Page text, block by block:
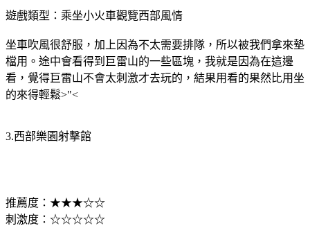
遊戲類型：乘坐小火車觀覽西部風情
坐車吹風很舒服，加上因為不太需要排隊，所以被我們拿來墊
檔用。途中會看得到巨雷山的一些區塊，我就是因為在這邊
看，覺得巨雷山不會太刺激才去玩的，結果用看的果然比用坐
的來得輕鬆>"<
3.西部樂園射擊館
推薦度：★★★☆☆
刺激度：☆☆☆☆☆